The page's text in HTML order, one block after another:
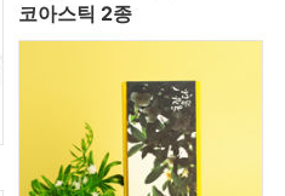
코아스틱 2종